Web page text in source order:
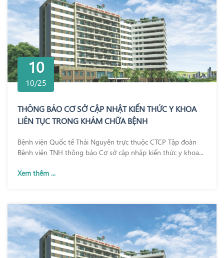
10
10/25
THÔNG BÁO CƠ SỞ CẬP NHẬT KIẾN THỨC Y KHOA
LIÊN TỤC TRONG KHÁM CHỮA BỆNH
Bệnh viện Quốc tế Thái Nguyên trực thuộc CTCP Tập đoàn
Bệnh viện TNH thông báo Cơ sở cập nhập kiến thức y khoa...
Xem thêm ...